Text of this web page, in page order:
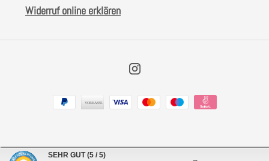
Widerruf online erklären
Zahlungsarten
SEHR GUT (5 / 5)